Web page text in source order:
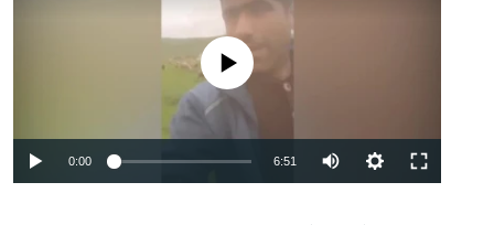
No media source currently available
0:00 6:51